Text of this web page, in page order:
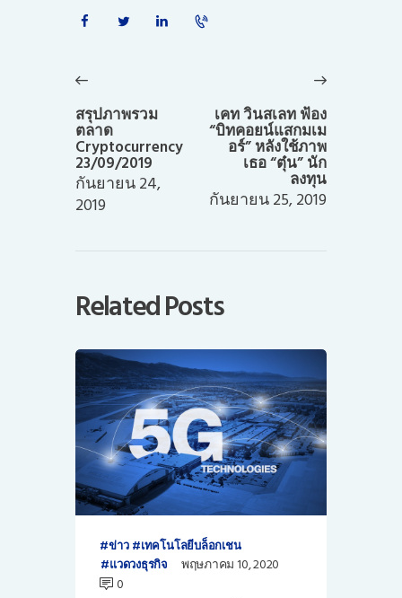
เรื่อง
post:
สรุปภาพรวม
ตลาด
Cryptocurrency
23/09/2019
กันยายน 24,
2019
เคท วินสเลท ฟ้อง
“บิทคอยน์แสกมเม
อร์” หลังใช้ภาพ
เธอ “ตุ๋น” นัก
ลงทุน
กันยายน 25, 2019
Related Posts
ข่าว
เทคโนโลยีบล็อกเชน
แวดวงธุรกิจ
พฤษภาคม 10, 2020
0